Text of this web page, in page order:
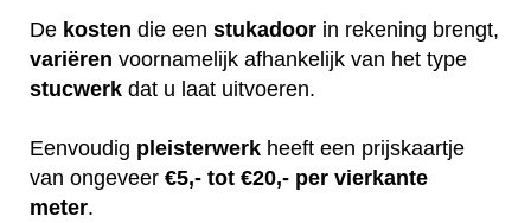
De kosten die een stukadoor in rekening brengt,
variëren voornamelijk afhankelijk van het type
stucwerk dat u laat uitvoeren.
Eenvoudig pleisterwerk heeft een prijskaartje
van ongeveer €5,- tot €20,- per vierkante
meter.